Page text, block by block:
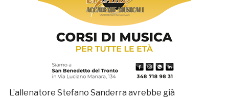
L’allenatore Stefano Sanderra avrebbe già